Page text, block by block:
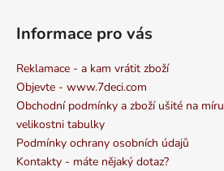
Informace pro vás
Reklamace - a kam vrátit zboží
Objevte - www.7deci.com
Obchodní podmínky a zboží ušité na míru
velikostni tabulky
Podmínky ochrany osobních údajů
Kontakty - máte nějaký dotaz?